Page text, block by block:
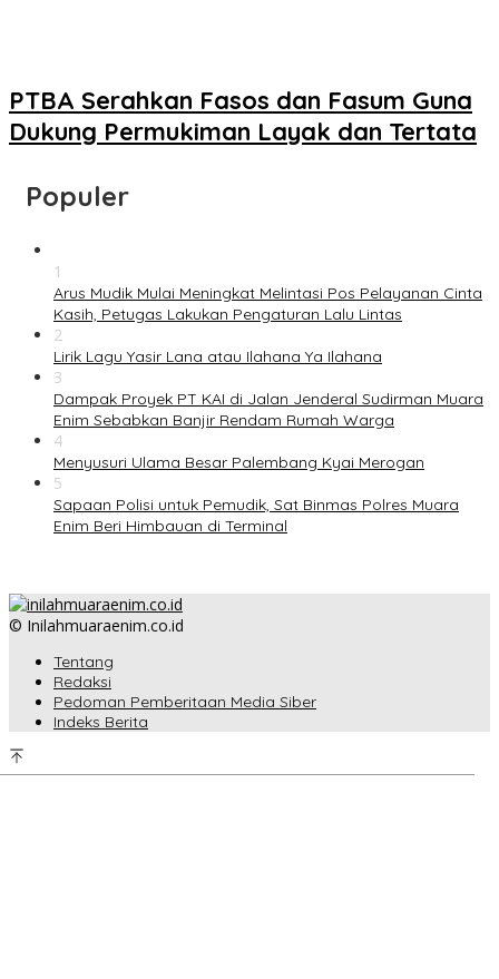
PTBA Serahkan Fasos dan Fasum Guna
Dukung Permukiman Layak dan Tertata
Populer
1
Arus Mudik Mulai Meningkat Melintasi Pos Pelayanan Cinta
Kasih, Petugas Lakukan Pengaturan Lalu Lintas
2
Lirik Lagu Yasir Lana atau Ilahana Ya Ilahana
3
Dampak Proyek PT KAI di Jalan Jenderal Sudirman Muara
Enim Sebabkan Banjir Rendam Rumah Warga
4
Menyusuri Ulama Besar Palembang Kyai Merogan
5
Sapaan Polisi untuk Pemudik, Sat Binmas Polres Muara
Enim Beri Himbauan di Terminal
© Inilahmuaraenim.co.id
Tentang
Redaksi
Pedoman Pemberitaan Media Siber
Indeks Berita